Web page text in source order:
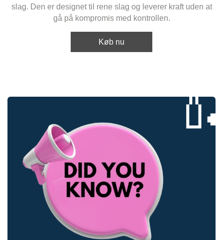
slag. Den er designet til rene slag og leverer kraft uden at
gå på kompromis med kontrollen.
Køb nu